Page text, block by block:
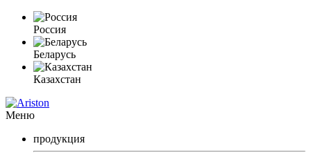
Россия
Беларусь
Казахстан
Меню
продукция